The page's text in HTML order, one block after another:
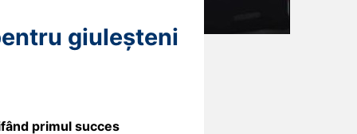
giuleșteni
primul succes